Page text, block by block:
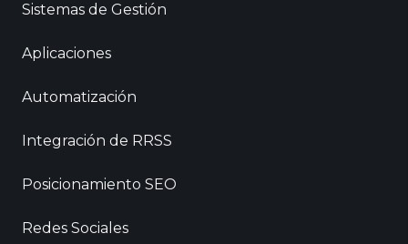
Sistemas de Gestión
Aplicaciones
Automatización
Integración de RRSS
Posicionamiento SEO
Redes Sociales